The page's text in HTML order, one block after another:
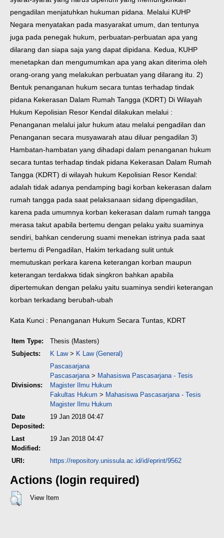
pengadilan menjatuhkan hukuman pidana. Melalui KUHP
Negara menyatakan pada masyarakat umum, dan tentunya
juga pada penegak hukum, perbuatan-perbuatan apa yang
dilarang dan siapa saja yang dapat dipidana. Kedua, KUHP
menetapkan dan mengumumkan apa yang akan diterima oleh
orang-orang yang melakukan perbuatan yang dilarang itu. 2)
Bentuk penanganan hukum secara tuntas terhadap tindak
pidana Kekerasan Dalam Rumah Tangga (KDRT) Di Wilayah
Hukum Kepolisian Resor Kendal dilakukan melalui :
Penanganan melalui jalur hukum atau melalui pengadilan dan
Penanganan secara musyawarah atau diluar pengadilan 3)
Hambatan-hambatan yang dihadapi dalam penanganan hukum
secara tuntas terhadap tindak pidana Kekerasan Dalam Rumah
Tangga (KDRT) di wilayah hukum Kepolisian Resor Kendal:
adalah tidak adanya pendamping bagi korban kekerasan dalam
rumah tangga pada saat pelaksanaan sidang dipengadilan,
karena pada umumnya korban kekerasan dalam rumah tangga
merasa takut apabila bertemu dengan pelaku yaitu suaminya
sendiri, bahkan cenderung suami menekan istrinya pada saat
bertemu di Pengadilan, Hakim terkadang sulit untuk
memutuskan perkara karena keterangan korban maupun
keterangan terdakwa tidak singkron bahkan apabila
dipertemukan dengan pelaku yaitu suaminya sendiri keterangan
korban terkadang berubah-ubah
Kata Kunci : Penanganan Hukum Secara Tuntas, KDRT
Item Type:
Thesis (Masters)
Subjects:
K Law> K Law (General)
Divisions:
Pascasarjana
Pascasarjana > Mahasiswa Pascasarjana - Tesis
Magister Ilmu Hukum
Fakultas Hukum > Mahasiswa Pascasarjana - Tesis
Magister Ilmu Hukum
Date
Deposited:
19 Jan 2018 04:47
Last
Modified:
19 Jan 2018 04:47
URI: https://repository.unissula.ac.id/id/eprint/9562
Actions (login required)
View Item